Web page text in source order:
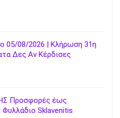
05/08/2026 | Κλήρωση 31η
Δες Αν Κέρδισες
Προσφορές έως
Sklavenitis